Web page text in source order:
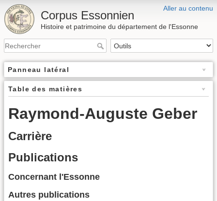
Aller au contenu
Corpus Essonnien
Histoire et patrimoine du département de l'Essonne
Panneau latéral
Table des matières
Raymond-Auguste Geber
Carrière
Publications
Concernant l'Essonne
Autres publications